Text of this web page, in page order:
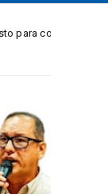
por 10.000 euros